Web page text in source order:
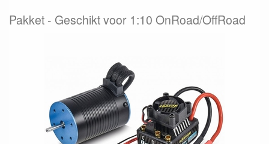
Pakket Geschikt voor 1:10 OnRoad/OffRoad